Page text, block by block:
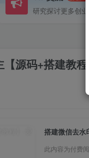
研究探讨更多创
源码+搭建教
搭建微信去水
此内容为付费